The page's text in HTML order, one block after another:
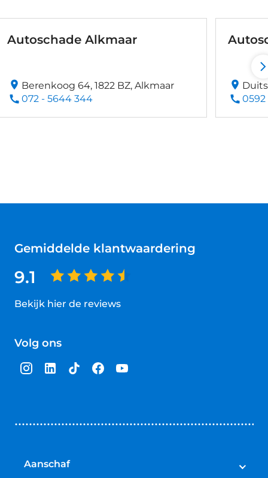
Autoschade Alkmaar
Berenkoog 64, 1822 BZ, Alkmaar
072 - 5644 344
0592
Gemiddelde klantwaardering
9.1
Bekijk hier de reviews
van
sterren
Volg ons
Aanschaf